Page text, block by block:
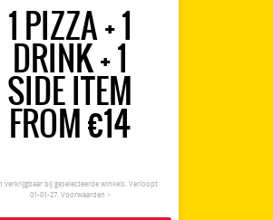
1 PIZZA + 1
DRINK + 1
SIDE ITEM
FROM €14
verkrijgbaar bij geselecteerde winkels. Verloopt
01-01-27. Voorwaarden >